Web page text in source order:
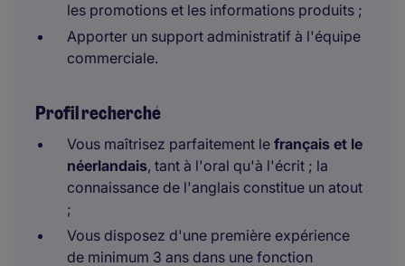
les promotions et les informations produits ;
Apporter un support administratif à l'équipe
commerciale.
Profil recherché
Vous maîtrisez parfaitement le français et le
néerlandais, tant à l'oral qu'à l'écrit ; la
connaissance de l'anglais constitue un atout
;
Vous disposez d'une première expérience
de minimum 3 ans dans une fonction